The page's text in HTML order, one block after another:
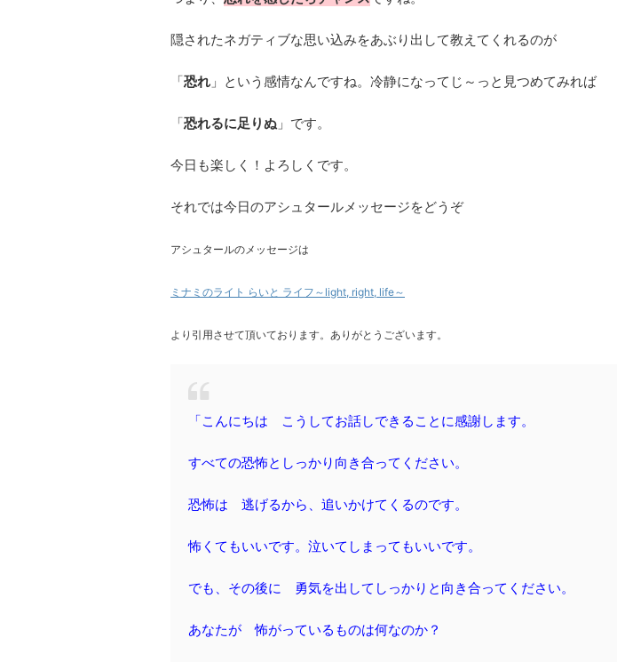
隠されたネガティブな思い込みをあぶり出して教えてくれるのが
「恐れ 」という感情なんですね。冷静になってじ～っと見つめてみれば
「恐れるに足りぬ 」です。
今日も楽しく！よろしくです。
それでは今日のアシュタールメッセージをどうぞ
アシュタールのメッセージは
ミナミのライト らいと ライフ～light, right, life～
より引用させて頂いております。ありがとうございます。
「こんにちは こうしてお話しできることに感謝します。
すべての恐怖としっかり向き合ってください。
恐怖は 逃げるから、追いかけてくるのです。
怖くてもいいです。泣いてしまってもいいです。
でも、その後に 勇気を出してしっかりと向き合ってください。
あなたが 怖がっているものは何なのか？